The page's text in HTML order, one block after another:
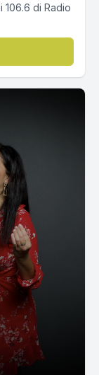
106.6 di Radio